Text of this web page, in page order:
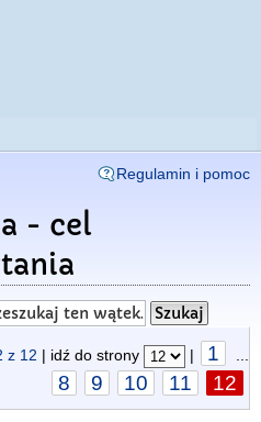
Regulamin i pomoc
- cel
z 12 | idź do strony | 1
8 9 10 11 12